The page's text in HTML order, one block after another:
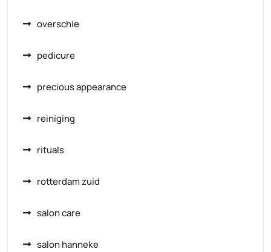
overschie
pedicure
precious appearance
reiniging
rituals
rotterdam zuid
salon care
salon hanneke